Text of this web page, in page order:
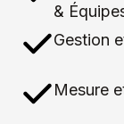
&
Gestion
Mesure